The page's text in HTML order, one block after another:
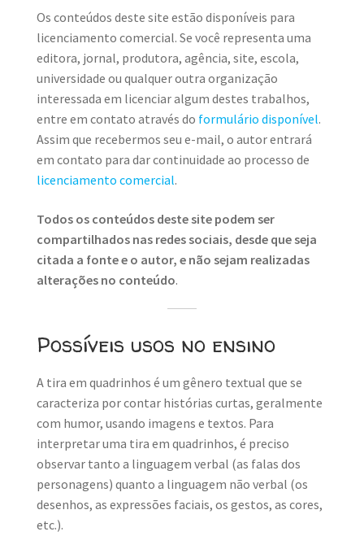
Os conteúdos deste site estão disponíveis para
licenciamento comercial. Se você representa uma
editora, jornal, produtora, agência, site, escola,
universidade ou qualquer outra organização
interessada em licenciar algum destes trabalhos,
entre em contato através do formulário disponível.
Assim que recebermos seu e-mail, o autor entrará
em contato para dar continuidade ao processo de
licenciamento comercial.
Todos os conteúdos deste site podem ser
compartilhados nas redes sociais, desde que seja
citada a fonte e o autor, e não sejam realizadas
alterações no conteúdo.
Possíveis usos no ensino
A tira em quadrinhos é um gênero textual que se
caracteriza por contar histórias curtas, geralmente
com humor, usando imagens e textos. Para
interpretar uma tira em quadrinhos, é preciso
observar tanto a linguagem verbal (as falas dos
personagens) quanto a linguagem não verbal (os
desenhos, as expressões faciais, os gestos, as cores,
etc.).